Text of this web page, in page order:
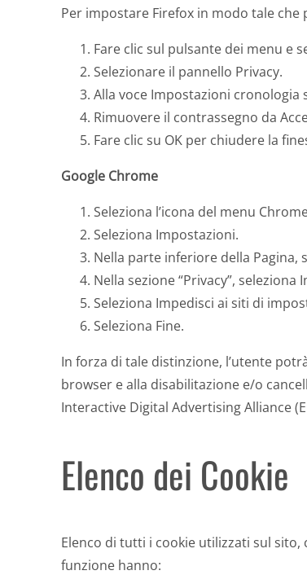
Per impostare Firefox in modo tale
Fare clic sul pulsante dei menu e
Selezionare il pannello Privacy.
Alla voce Impostazioni cronologia
Rimuovere il contrassegno da
Fare clic su OK per chiudere la
Google Chrome
Seleziona l’icona del menu
Seleziona Impostazioni.
Nella parte inferiore della Pagina,
Nella sezione “Privacy”,
Seleziona Impedisci ai siti di
Seleziona Fine.
In forza di tale distinzione, l’utente
browser e alla disabilitazione e/o
Interactive Digital Advertising Alliance
Elenco dei Cookie
Elenco di tutti i cookie utilizzati sul
funzione hanno: